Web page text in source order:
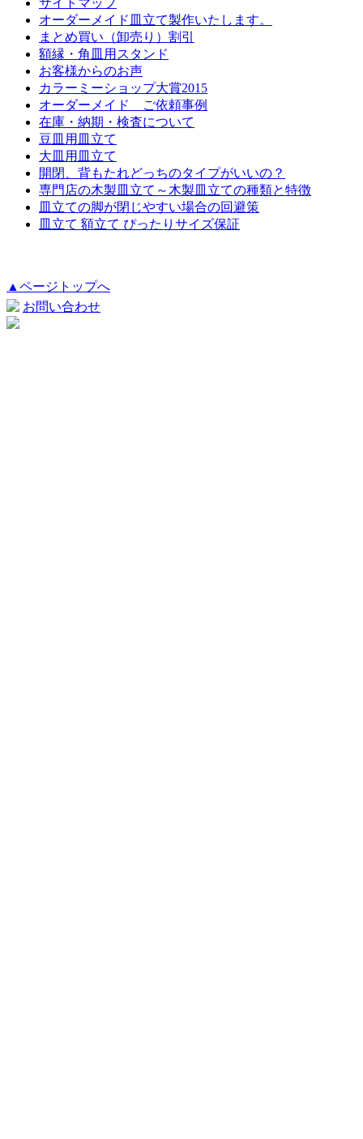
サイトマップ
オーダーメイド皿立て製作いたします。
まとめ買い（卸売り）割引
額縁・角皿用スタンド
お客様からのお声
カラーミーショップ大賞2015
オーダーメイド ご依頼事例
在庫・納期・検査について
豆皿用皿立て
大皿用皿立て
開閉、背もたれどっちのタイプがいいの？
専門店の木製皿立て～木製皿立ての種類と特徴
皿立ての脚が閉じやすい場合の回避策
皿立て 額立て ぴったりサイズ保証
▲ページトップへ
お問い合わせ